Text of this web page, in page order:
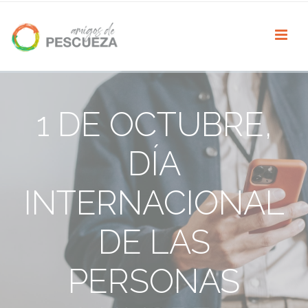
1 DE OCTUBRE,
DÍA
INTERNACIONAL
DE LAS
PERSONAS